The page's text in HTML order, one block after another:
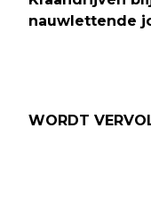
nauwlettende
WORDT